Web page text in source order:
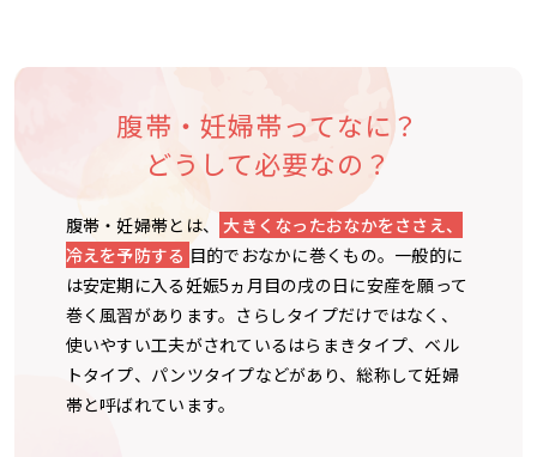
腹帯・妊婦帯ってなに？
どうして必要なの？
腹帯・妊婦帯とは、 大きくなったおなかをささえ、
冷えを予防する 目的でおなかに巻くもの。一般的に
は安定期に入る妊娠5ヵ月目の戌の日に安産を願って
巻く風習があります。さらしタイプだけではなく、
使いやすい工夫がされているはらまきタイプ、ベル
トタイプ、パンツタイプなどがあり、総称して妊婦
帯と呼ばれています。